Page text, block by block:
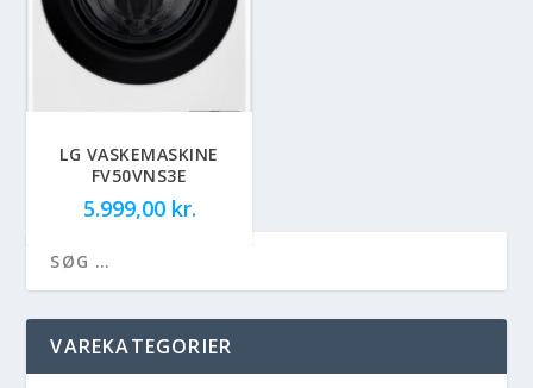
LG VASKEMASKINE
FV50VNS3E
5.999,00 kr.
VAREKATEGORIER